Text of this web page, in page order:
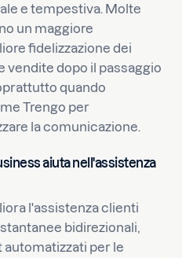
e tempestiva. Molte
un maggiore
fidelizzazione dei
vendite dopo il passaggio
quando
Trengo per
la comunicazione.
aiuta nell'assistenza
l'assistenza clienti
bidirezionali,
per le